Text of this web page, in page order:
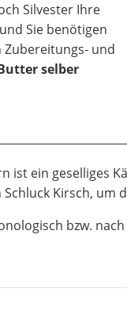
Silvester Ihre
Sie benötigen
und
selber
ist ein geselliges
Kirsch, um
bzw.